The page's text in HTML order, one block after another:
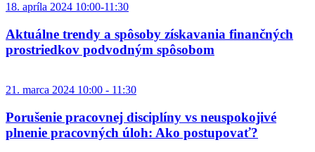
18. apríla 2024 10:00-11:30
Aktuálne trendy a spôsoby získavania finančných
prostriedkov podvodným spôsobom
21. marca 2024 10:00 - 11:30
Porušenie pracovnej disciplíny vs neuspokojivé
plnenie pracovných úloh: Ako postupovať?